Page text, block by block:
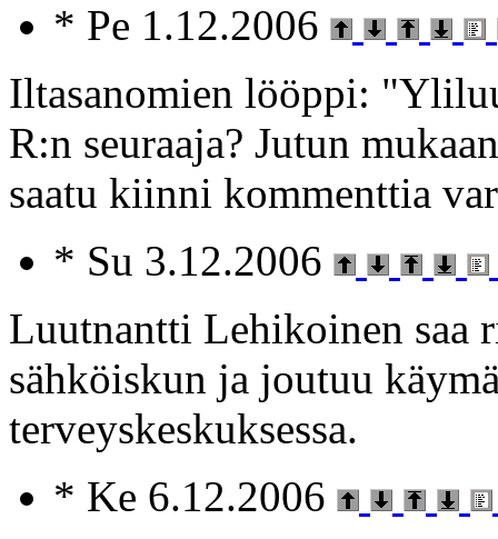
* Pe 1.12.2006
Iltasanomien lööppi:
R:n seuraaja? Jutun
saatu kiinni kommenttia
* Su 3.12.2006
Luutnantti Lehikoinen saa
sähköiskun ja joutuu
terveyskeskuksessa.
* Ke 6.12.2006